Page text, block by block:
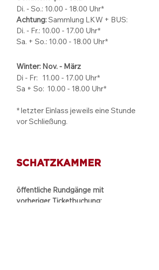
Expedition
Di. - So.: 10.00 - 18.00 Uhr*
Achtung:Sammlung LKW + BUS:
Di. - Fr.: 10.00 - 17.00 Uhr*
Sa. + So.: 10.00 - 18.00 Uhr*
Winter: Nov. - März
Di - Fr: 11.00 - 17.00 Uhr*
Sa + So: 10.00 - 18.00 Uhr*
* letzter Einlass jeweils eine Stunde
vor Schließung.
SCHATZKAMMER
öffentliche Rundgänge mit
vorheriger Ticketbuchung: